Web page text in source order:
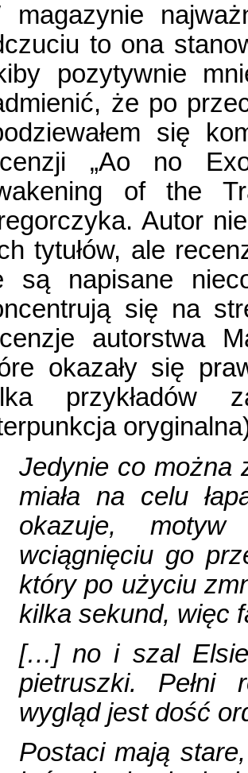
magazynie
to ona
pozytywnie
że po
się
„Ao no
of the
Autor
tytułów, ale
są napisane
się na
autorstwa
okazały się
przykładów
Jedynie co można
miała na celu
okazuje,
wciągnięciu go
który po użyciu
kilka sekund, więc
[…] no i szal
pietruszki. Pełni
wygląd jest dość
Postaci mają